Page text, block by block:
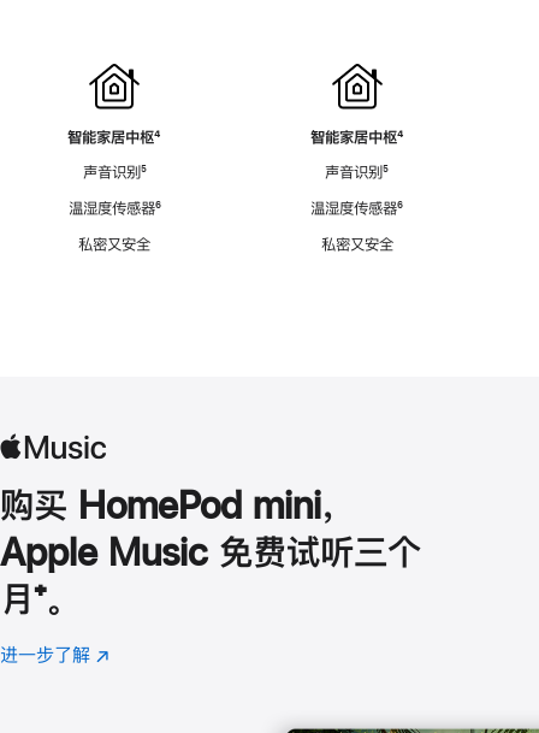
智能家居中枢脚
⁴
声音识别脚
⁵
温湿度传感器脚
⁶
私密又安全
智能家居中枢脚
⁴
声音识别脚
⁵
温湿度传感器脚
⁶
私密又安全
购买 HomePod mini，
Apple Music 免费试听三个
月 脚
注
⁺。
进一步了解 Apple
(在